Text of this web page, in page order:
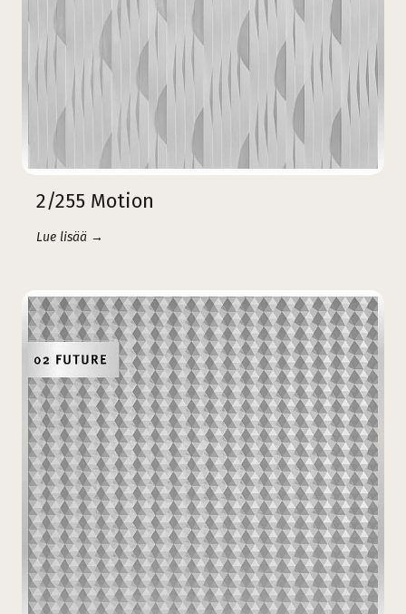
2/255 Motion
Lue lisää →